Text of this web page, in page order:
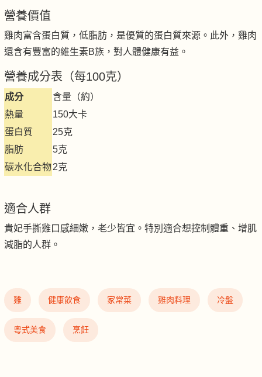
營養價值
雞肉富含蛋白質，低脂肪，是優質的蛋白質來源。此外，雞肉
還含有豐富的維生素B族，對人體健康有益。
營養成分表（每100克）
成分
含量（約）
熱量
150大卡
蛋白質
25克
脂肪
5克
碳水化合物2克
適合人群
貴妃手撕雞口感細嫩，老少皆宜。特別適合想控制體重、增肌
減脂的人群。
雞 健康飲食 家常菜 雞肉料理 冷盤
粵式美食 烹飪